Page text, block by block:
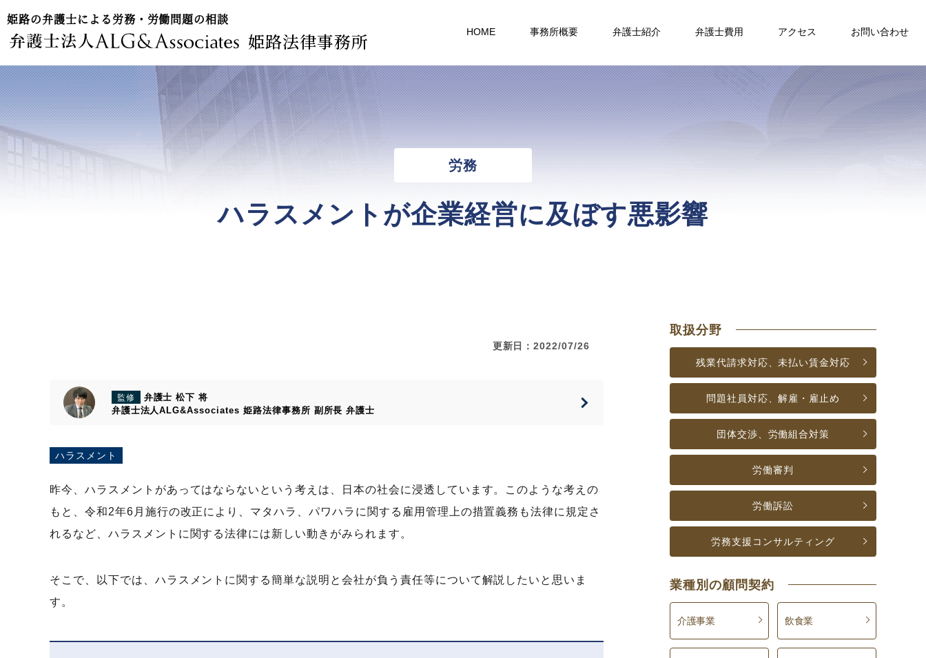
姫路の弁護士による労務・労働問題の相談
姫路法律事務所 HOME 事務所概要 弁護士紹介 弁護士費用 アクセス お問い合わせ
労務
ハラスメントが企業経営に及ぼす悪影響
更新日：2022/07/26
監修
弁護士 松下 将
弁護士法人ALG&Associates 姫路法律事務所 副所長 弁護士
ハラスメント
昨今、ハラスメントがあってはならないという考えは、日本の社会に浸透しています。このような考えの
もと、令和2年6月施行の改正により、マタハラ、パワハラに関する雇用管理上の措置義務も法律に規定さ
れるなど、ハラスメントに関する法律には新しい動きがみられます。
そこで、以下では、ハラスメントに関する簡単な説明と会社が負う責任等について解説したいと思いま
す。
取扱分野
残業代請求対応、未払い賃金対応
問題社員対応、解雇・雇止め
団体交渉、労働組合対策
労働審判
労働訴訟
労務支援 コンサルティング
業種別の顧問契約
介護事業 飲食業